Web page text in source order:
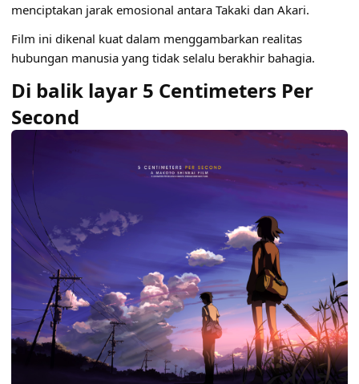
menciptakan jarak emosional antara Takaki dan Akari.
Film ini dikenal kuat dalam menggambarkan realitas
hubungan manusia yang tidak selalu berakhir bahagia.
Di balik layar 5 Centimeters Per
Second